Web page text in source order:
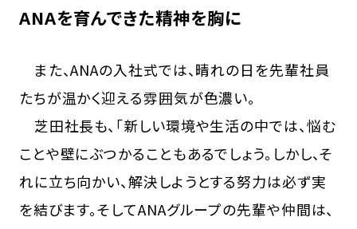
ANAを育んできた精神を胸に
また、ANAの入社式では、晴れの日を先輩社員
たちが温かく迎える雰囲気が色濃い。
芝田社長も、「新しい環境や生活の中では、悩む
ことや壁にぶつかることもあるでしょう。しかし、そ
れに立ち向かい、解決しようとする努力は必ず実
を結びます。そしてANAグループの先輩や仲間は、